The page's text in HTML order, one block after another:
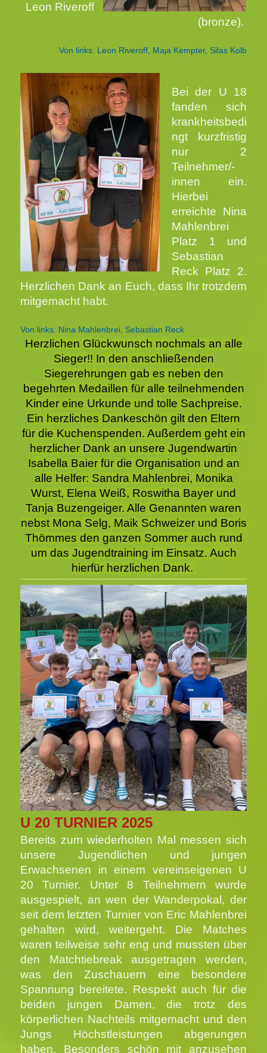
Leon Riveroff
(bronze).
Von links: Leon Riveroff, Maja Kempter, Silas Kolb
Bei der U 18
fanden sich
krankheitsbedi
ngt kurzfristig
nur 2
Teilnehmer/-
innen ein.
Hierbei
erreichte Nina
Mahlenbrei
Platz 1 und
Sebastian
Reck Platz 2.
Herzlichen Dank an Euch, dass Ihr trotzdem
mitgemacht habt.
Von links: Nina Mahlenbrei, Sebastian Reck
Herzlichen Glückwunsch nochmals an alle
Sieger!! In den anschließenden
Siegerehrungen gab es neben den
begehrten Medaillen für alle teilnehmenden
Kinder eine Urkunde und tolle Sachpreise.
Ein herzliches Dankeschön gilt den Eltern
für die Kuchenspenden. Außerdem geht ein
herzlicher Dank an unsere Jugendwartin
Isabella Baier für die Organisation und an
alle Helfer: Sandra Mahlenbrei, Monika
Wurst, Elena Weiß, Roswitha Bayer und
Tanja Buzengeiger. Alle Genannten waren
nebst Mona Selg, Maik Schweizer und Boris
Thömmes den ganzen Sommer auch rund
um das Jugendtraining im Einsatz. Auch
hierfür herzlichen Dank.
U 20 TURNIER 2025
Bereits zum wiederholten Mal messen sich
unsere Jugendlichen und jungen
Erwachsenen in einem vereinseigenen U
20 Turnier. Unter 8 Teilnehmern wurde
ausgespielt, an wen der Wanderpokal, der
seit dem letzten Turnier von Eric Mahlenbrei
gehalten wird, weitergeht. Die Matches
waren teilweise sehr eng und mussten über
den Matchtiebreak ausgetragen werden,
was den Zuschauern eine besondere
Spannung bereitete. Respekt auch für die
beiden jungen Damen, die trotz des
körperlichen Nachteils mitgemacht und den
Jungs Höchstleistungen abgerungen
haben. Besonders schön mit anzusehen